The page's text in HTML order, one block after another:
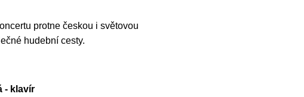
protne českou i světovou
hudební cesty.
- klavír